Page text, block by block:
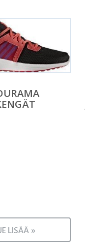
LISÄÄ »